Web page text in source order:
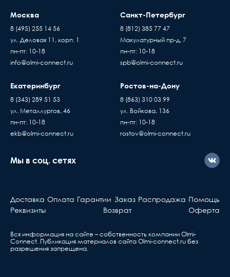
Москва
8 (495) 255 14 56
ул. Деловая 11, корп. 1
пн-пт: 10-18
info@olmi-connect.ru
Санкт-Петербург
8 (812) 385 77 47
Макулатурный пр-д, 7
пн-пт: 10-18
spb@olmi-connect.ru
Екатеринбург
8 (343) 289 51 53
ул. Металлургов, 46
пн-пт: 10-18
ekb@olmi-connect.ru
Ростов-на-Дону
8 (863) 310 03 99
ул. Войкова, 136
пн-пт: 10-18
rostov@olmi-connect.ru
Мы в соц. сетях
Доставка Оплата Гарантии Заказ Распродажа Помощь
Реквизиты
Возврат Оферта
Вся информация на сайте – собственность компании Olmi-
Сonnect. Публикация материалов сайта Olmi-connect.ru без
разрешения запрещена.